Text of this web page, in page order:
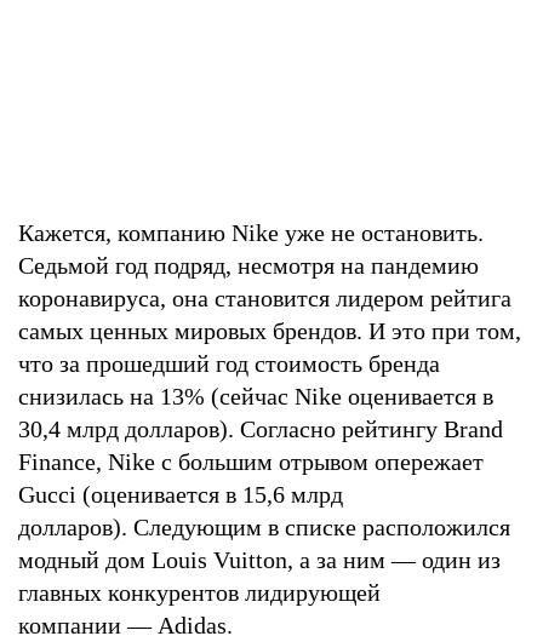
Кажется, компанию Nike уже не остановить.
Седьмой год подряд, несмотря на пандемию
коронавируса, она становится лидером рейтига
самых ценных мировых брендов. И это при том,
что за прошедший год стоимость бренда
снизилась на 13% (сейчас Nike оценивается в
30,4 млрд долларов). Согласно рейтингу Brand
Finance, Nike с большим отрывом опережает
Gucci (оценивается в 15,6 млрд
долларов). Следующим в списке расположился
модный дом Louis Vuitton, а за ним — один из
главных конкурентов лидирующей
компании — Adidas.